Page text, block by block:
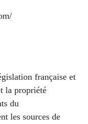
française et
la propriété
du
les sources de